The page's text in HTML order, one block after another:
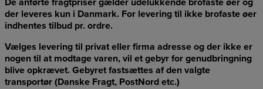
De anførte fragtpriser gælder udelukkende brofaste øer og
der leveres kun i Danmark. For levering til ikke brofaste øer
indhentes tilbud pr. ordre.
Vælges levering til privat eller firma adresse og der ikke er
nogen til at modtage varen, vil et gebyr for genudbringning
blive opkrævet. Gebyret fastsættes af den valgte
transportør (Danske Fragt, PostNord etc.)